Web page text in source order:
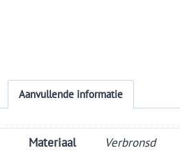
Aanvullende informatie
Materiaal
Verbronsd